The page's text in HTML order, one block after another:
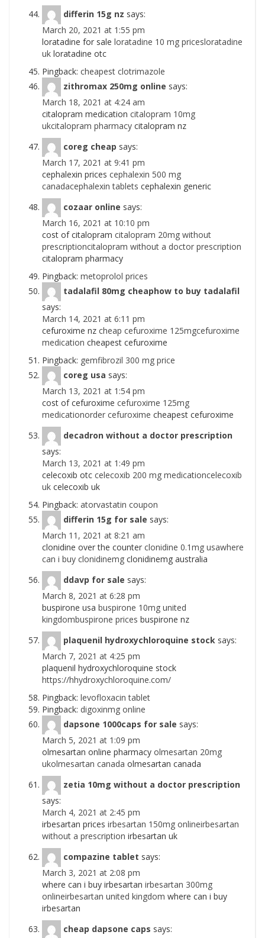
differin 15g nz says:
March 20, 2021 at 1:55 pm
loratadine for sale loratadine 10 mg pricesloratadine
uk loratadine otc
Pingback: cheapest clotrimazole
zithromax 250mg online says:
March 18, 2021 at 4:24 am
citalopram medication citalopram 10mg
ukcitalopram pharmacy citalopram nz
coreg cheap says:
March 17, 2021 at 9:41 pm
cephalexin prices cephalexin 500 mg
canadacephalexin tablets cephalexin generic
cozaar online says:
March 16, 2021 at 10:10 pm
cost of citalopram citalopram 20mg without
prescriptioncitalopram without a doctor prescription
citalopram pharmacy
Pingback: metoprolol prices
tadalafil 80mg cheaphow to buy tadalafil
says:
March 14, 2021 at 6:11 pm
cefuroxime nz cheap cefuroxime 125mgcefuroxime
medication cheapest cefuroxime
Pingback: gemfibrozil 300 mg price
coreg usa says:
March 13, 2021 at 1:54 pm
cost of cefuroxime cefuroxime 125mg
medicationorder cefuroxime cheapest cefuroxime
decadron without a doctor prescription
says:
March 13, 2021 at 1:49 pm
celecoxib otc celecoxib 200 mg medicationcelecoxib
uk celecoxib uk
Pingback: atorvastatin coupon
differin 15g for sale says:
March 11, 2021 at 8:21 am
clonidine over the counter clonidine 0.1mg usawhere
can i buy clonidinemg clonidinemg australia
ddavp for sale says:
March 8, 2021 at 6:28 pm
buspirone usa buspirone 10mg united
kingdombuspirone prices buspirone nz
plaquenil hydroxychloroquine stock says:
March 7, 2021 at 4:25 pm
plaquenil hydroxychloroquine stock
https://hhydroxychloroquine.com/
Pingback: levofloxacin tablet
Pingback: digoxinmg online
dapsone 1000caps for sale says:
March 5, 2021 at 1:09 pm
olmesartan online pharmacy olmesartan 20mg
ukolmesartan canada olmesartan canada
zetia 10mg without a doctor prescription
says:
March 4, 2021 at 2:45 pm
irbesartan prices irbesartan 150mg onlineirbesartan
without a prescription irbesartan uk
compazine tablet says:
March 3, 2021 at 2:08 pm
where can i buy irbesartan irbesartan 300mg
onlineirbesartan united kingdom where can i buy
irbesartan
cheap dapsone caps says: